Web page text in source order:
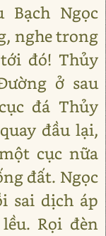
Ngọc
nghe trong
đó! Thủy
ở sau
đá Thủy
đầu lại,
cục nữa
đất. Ngọc
sai dịch áp
Rọi đèn